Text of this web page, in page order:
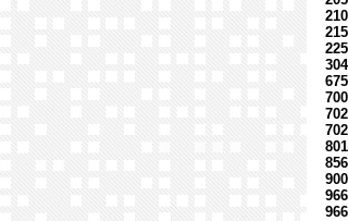
210
215
225
304
675
700
702
702
801
856
900
966
966